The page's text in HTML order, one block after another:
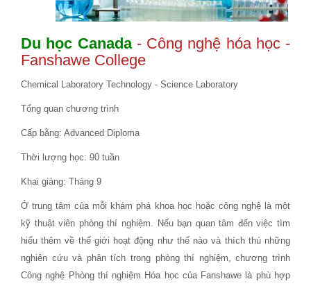
Du học Canada - Công nghệ hóa học -
Fanshawe College
Chemical Laboratory Technology - Science Laboratory
Tổng quan chương trình
Cấp bằng: Advanced Diploma
Thời lượng học: 90 tuần
Khai giảng: Tháng 9
Ở trung tâm của mỗi khám phá khoa học hoặc công nghệ là một
kỹ thuật viên phòng thí nghiệm. Nếu bạn quan tâm đến việc tìm
hiểu thêm về thế giới hoạt động như thế nào và thích thú những
nghiên cứu và phân tích trong phòng thí nghiệm, chương trình
Công nghệ Phòng thí nghiệm Hóa học của Fanshawe là phù hợp